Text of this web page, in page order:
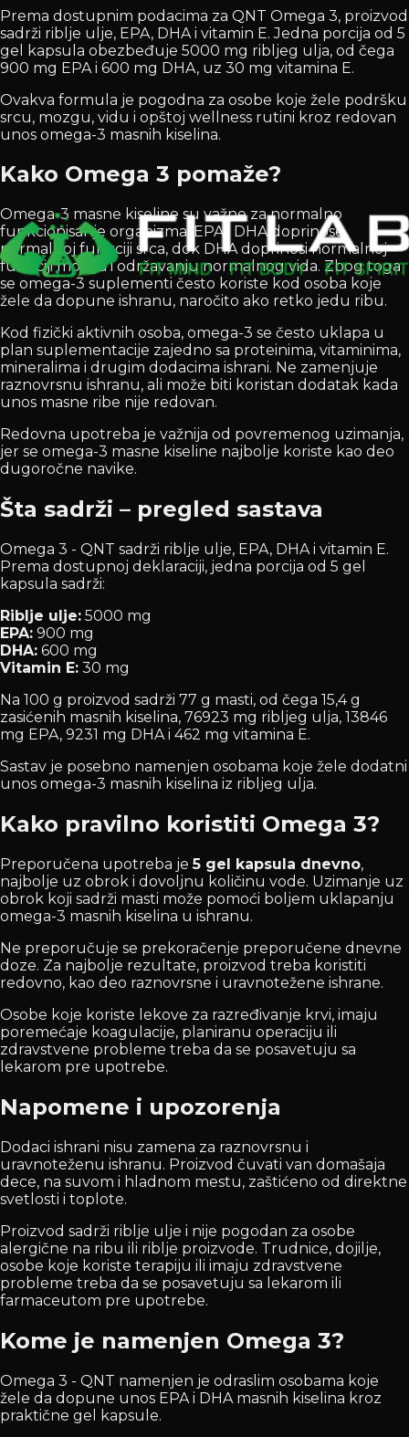
Prema dostupnim podacima za QNT Omega 3, proizvod
sadrži riblje ulje, EPA, DHA i vitamin E. Jedna porcija od 5
gel kapsula obezbeđuje 5000 mg ribljeg ulja, od čega
900 mg EPA i 600 mg DHA, uz 30 mg vitamina E.
Ovakva formula je pogodna za osobe koje žele podršku
srcu, mozgu, vidu i opštoj wellness rutini kroz redovan
unos omega-3 masnih kiselina.
Kako Omega 3 pomaže?
Omega-3 masne kiseline su važne za normalno
funkcionisanje organizma. EPA i DHA doprinose
normalnoj funkciji srca, dok DHA doprinosi normalnoj
funkciji mozga i održavanju normalnog vida. Zbog toga
se omega-3 suplementi često koriste kod osoba koje
žele da dopune ishranu, naročito ako retko jedu ribu.
Kod fizički aktivnih osoba, omega-3 se često uklapa u
plan suplementacije zajedno sa proteinima, vitaminima,
mineralima i drugim dodacima ishrani. Ne zamenjuje
raznovrsnu ishranu, ali može biti koristan dodatak kada
unos masne ribe nije redovan.
Redovna upotreba je važnija od povremenog uzimanja,
jer se omega-3 masne kiseline najbolje koriste kao deo
dugoročne navike.
Šta sadrži – pregled sastava
Omega 3 - QNT sadrži riblje ulje, EPA, DHA i vitamin E.
Prema dostupnoj deklaraciji, jedna porcija od 5 gel
kapsula sadrži:
Riblje ulje: 5000 mg
EPA: 900 mg
DHA: 600 mg
Vitamin E: 30 mg
Na 100 g proizvod sadrži 77 g masti, od čega 15,4 g
zasićenih masnih kiselina, 76923 mg ribljeg ulja, 13846
mg EPA, 9231 mg DHA i 462 mg vitamina E.
Sastav je posebno namenjen osobama koje žele dodatni
unos omega-3 masnih kiselina iz ribljeg ulja.
Kako pravilno koristiti Omega 3?
Preporučena upotreba je5 gel kapsula dnevno,
najbolje uz obrok i dovoljnu količinu vode. Uzimanje uz
obrok koji sadrži masti može pomoći boljem uklapanju
omega-3 masnih kiselina u ishranu.
Ne preporučuje se prekoračenje preporučene dnevne
doze. Za najbolje rezultate, proizvod treba koristiti
redovno, kao deo raznovrsne i uravnotežene ishrane.
Osobe koje koriste lekove za razređivanje krvi, imaju
poremećaje koagulacije, planiranu operaciju ili
zdravstvene probleme treba da se posavetuju sa
lekarom pre upotrebe.
Napomene i upozorenja
Dodaci ishrani nisu zamena za raznovrsnu i
uravnoteženu ishranu. Proizvod čuvati van domašaja
dece, na suvom i hladnom mestu, zaštićeno od direktne
svetlosti i toplote.
Proizvod sadrži riblje ulje i nije pogodan za osobe
alergične na ribu ili riblje proizvode. Trudnice, dojilje,
osobe koje koriste terapiju ili imaju zdravstvene
probleme treba da se posavetuju sa lekarom ili
farmaceutom pre upotrebe.
Kome je namenjen Omega 3?
Omega 3 - QNT namenjen je odraslim osobama koje
žele da dopune unos EPA i DHA masnih kiselina kroz
praktične gel kapsule.